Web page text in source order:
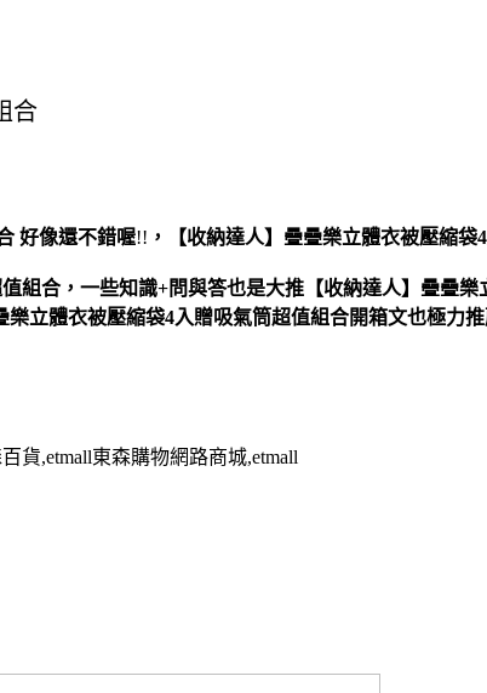
好像還不錯喔!! ， 【收納達人】疊疊樂立體衣被壓縮
組合，一些知識+問與答也是大推【收納達人】疊疊
立體衣被壓縮袋4入贈吸氣筒超值組合開箱文也極力
貨,etmall東森購物網路商城,etmall